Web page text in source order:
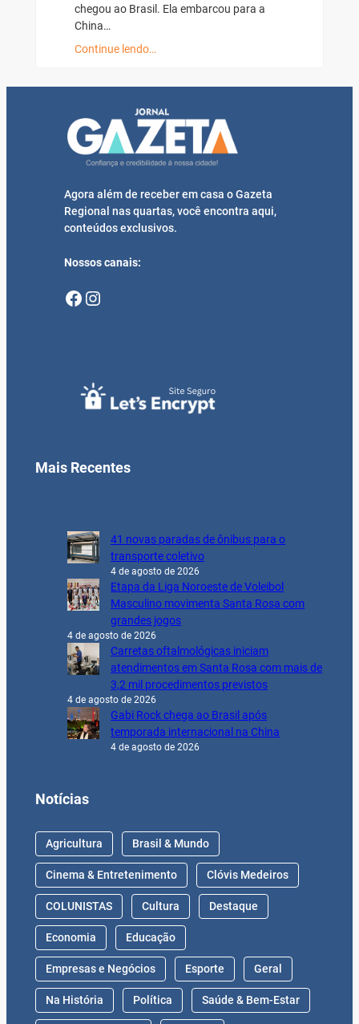
chegou ao Brasil. Ela embarcou para a
China…
Continue lendo…
Agora além de receber em casa o Gazeta
Regional nas quartas, você encontra aqui,
conteúdos exclusivos.
Nossos canais:
Facebook Instagram
Mais Recentes
41 novas paradas de ônibus para o
transporte coletivo
4 de agosto de 2026
Etapa da Liga Noroeste de Voleibol
Masculino movimenta Santa Rosa com
grandes jogos
4 de agosto de 2026
Carretas oftalmológicas iniciam
atendimentos em Santa Rosa com mais de
3,2 mil procedimentos previstos
4 de agosto de 2026
Gabi Rock chega ao Brasil após
temporada internacional na China
4 de agosto de 2026
Notícias
Agricultura Brasil & Mundo
Cinema & Entretenimento Clóvis Medeiros
COLUNISTAS Cultura Destaque
Economia Educação
Empresas e Negócios Esporte Geral
Na História Política Saúde & Bem-Estar